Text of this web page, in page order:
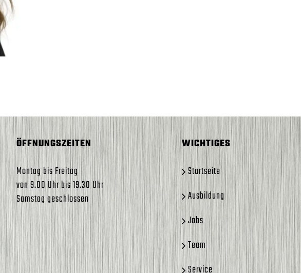
ÖFFNUNGSZEITEN
Montag bis Freitag
von 9.00 Uhr bis 19.30 Uhr
Samstag geschlossen
WICHTIGES
Startseite
Ausbildung
Jobs
Team
Service